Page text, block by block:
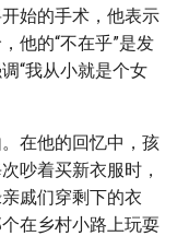
始的手术，他表示
他的“不在乎”是发
“我从小就是个女
在他的回忆中，孩
吵着买新衣服时，
戚们穿剩下的衣
在乡村小路上玩耍